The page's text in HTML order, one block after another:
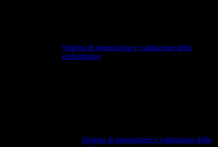
Sistema di misurazione e valutazione della
performance
Sistema di misurazione e valutazione della